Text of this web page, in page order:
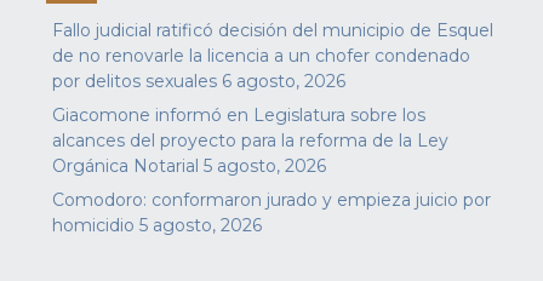
Fallo judicial ratificó decisión del municipio de Esquel
de no renovarle la licencia a un chofer condenado
por delitos sexuales 6 agosto, 2026
Giacomone informó en Legislatura sobre los
alcances del proyecto para la reforma de la Ley
Orgánica Notarial 5 agosto, 2026
Comodoro: conformaron jurado y empieza juicio por
homicidio 5 agosto, 2026